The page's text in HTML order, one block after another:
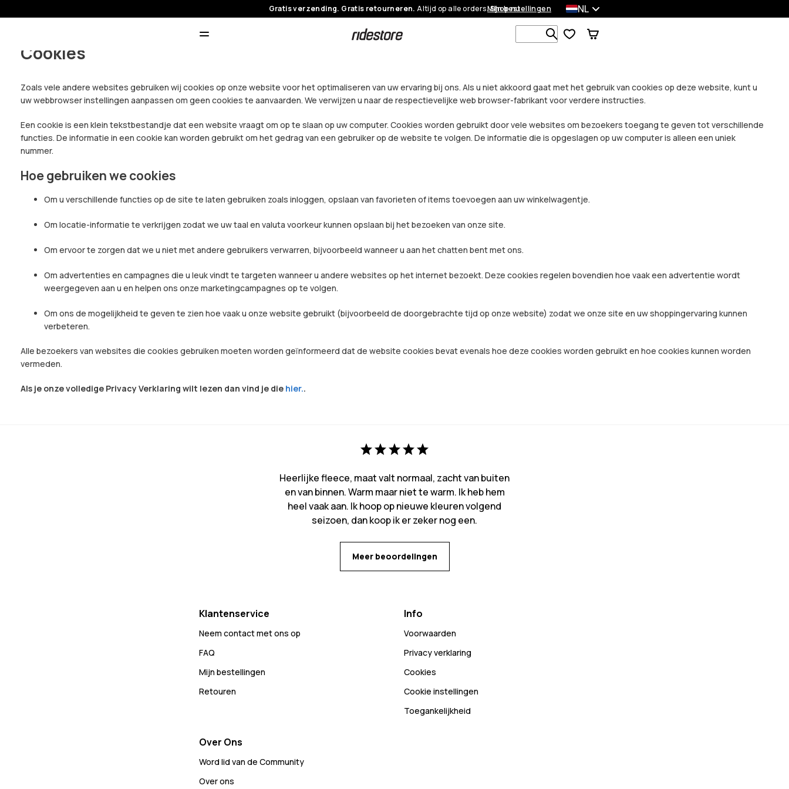
Gratis verzending. Gratis retourneren. Altijd op alle orders.Shop nu
Mijn bestellingen NL
Zoek in 1 000+ producten
Cookies
Zoals vele andere websites gebruiken wij cookies op onze website voor het optimaliseren van uw ervaring bij ons. Als u niet akkoord gaat met het gebruik van cookies op deze website, kunt u
uw webbrowser instellingen aanpassen om geen cookies te aanvaarden. We verwijzen u naar de respectievelijke web browser-fabrikant voor verdere instructies.
Een cookie is een klein tekstbestandje dat een website vraagt om op te slaan op uw computer. Cookies worden gebruikt door vele websites om bezoekers toegang te geven tot verschillende
functies. De informatie in een cookie kan worden gebruikt om het gedrag van een gebruiker op de website te volgen. De informatie die is opgeslagen op uw computer is alleen een uniek
nummer.
Hoe gebruiken we cookies
Om u verschillende functies op de site te laten gebruiken zoals inloggen, opslaan van favorieten of items toevoegen aan uw winkelwagentje.
Om locatie-informatie te verkrijgen zodat we uw taal en valuta voorkeur kunnen opslaan bij het bezoeken van onze site.
Om ervoor te zorgen dat we u niet met andere gebruikers verwarren, bijvoorbeeld wanneer u aan het chatten bent met ons.
Om advertenties en campagnes die u leuk vindt te targeten wanneer u andere websites op het internet bezoekt. Deze cookies regelen bovendien hoe vaak een advertentie wordt
weergegeven aan u en helpen ons onze marketingcampagnes op te volgen.
Om ons de mogelijkheid te geven te zien hoe vaak u onze website gebruikt (bijvoorbeeld de doorgebrachte tijd op onze website) zodat we onze site en uw shoppingervaring kunnen
verbeteren.
Alle bezoekers van websites die cookies gebruiken moeten worden geïnformeerd dat de website cookies bevat evenals hoe deze cookies worden gebruikt en hoe cookies kunnen worden
vermeden.
Als je onze volledige Privacy Verklaring wilt lezen dan vind je die hier..
Heerlijke fleece, maat valt normaal, zacht van buiten
en van binnen. Warm maar niet te warm. Ik heb hem
heel vaak aan. Ik hoop op nieuwe kleuren volgend
seizoen, dan koop ik er zeker nog een.
Meer beoordelingen
Klantenservice
Neem contact met ons op
FAQ
Mijn bestellingen
Retouren
Info
Voorwaarden
Privacy verklaring
Cookies
Cookie instellingen
Toegankelijkheid
Over Ons
Word lid van de Community
Over ons